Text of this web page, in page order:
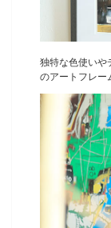
独特な色使いや
のアートフレー